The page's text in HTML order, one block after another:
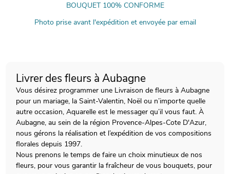
BOUQUET 100% CONFORME
Photo prise avant l'expédition et envoyée par email
Livrer des fleurs à Aubagne
Vous désirez programmer une Livraison de fleurs à Aubagne
pour un mariage, la Saint-Valentin, Noël ou n’importe quelle
autre occasion, Aquarelle est le messager qu’il vous faut. À
Aubagne, au sein de la région Provence-Alpes-Cote D'Azur,
nous gérons la réalisation et l’expédition de vos compositions
florales depuis 1997.
Nous prenons le temps de faire un choix minutieux de nos
fleurs, pour vous garantir la fraîcheur de vous bouquets, pour